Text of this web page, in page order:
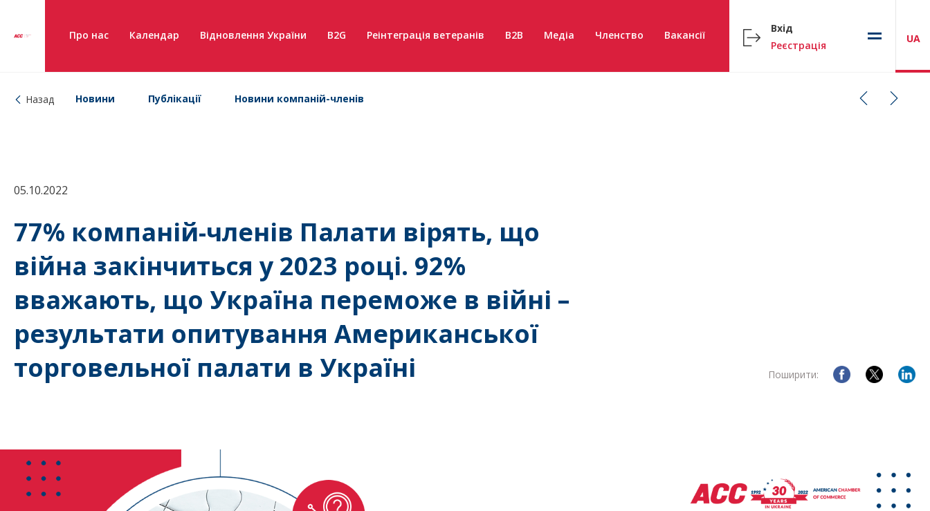
Про нас Календар Відновлення України B2G Реінтеграція ветеранів B2B Медіа Членство Вакансії
Вхід
Реєстрація
UA
Назад Новини Публікації Новини компаній-членів
05.10.2022
77% компаній-членів Палати вірять, що
війна закінчиться у 2023 році. 92%
вважають, що Україна переможе в війні –
результати опитування Американської
торговельної палати в Україні
Поширити: